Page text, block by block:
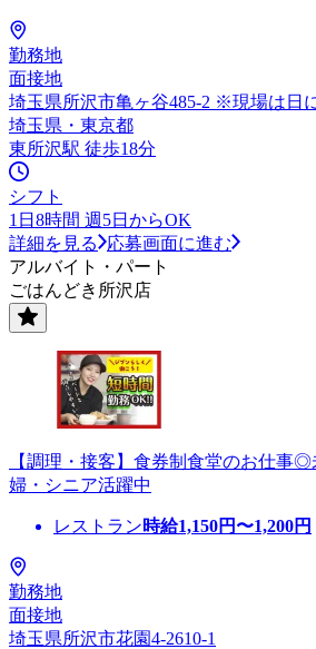
勤務地
面接地
埼玉県所沢市亀ヶ谷485-2 ※現場は日
埼玉県・東京都
東所沢駅 徒歩18分
シフト
1日8時間 週5日からOK
詳細を見る
応募画面に進む
アルバイト・パート
ごはんどき所沢店
【調理・接客】食券制食堂のお仕事
婦・シニア活躍中
レストラン時給1,150円〜1,200円
勤務地
面接地
埼玉県所沢市花園4-2610-1